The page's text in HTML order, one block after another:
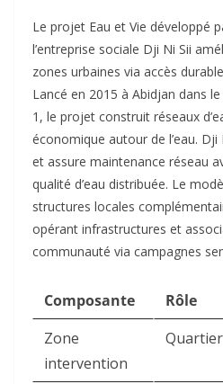
Le projet Eau et Vie développé
l’entreprise sociale Dji Ni Sii
zones urbaines via accès
Lancé en 2015 à Abidjan dans
1, le projet construit réseaux
économique autour de l’eau.
et assure maintenance réseau
qualité d’eau distribuée. Le
structures locales
opérant infrastructures et
communauté via campagnes
Composante
Rôle
Zone
intervention